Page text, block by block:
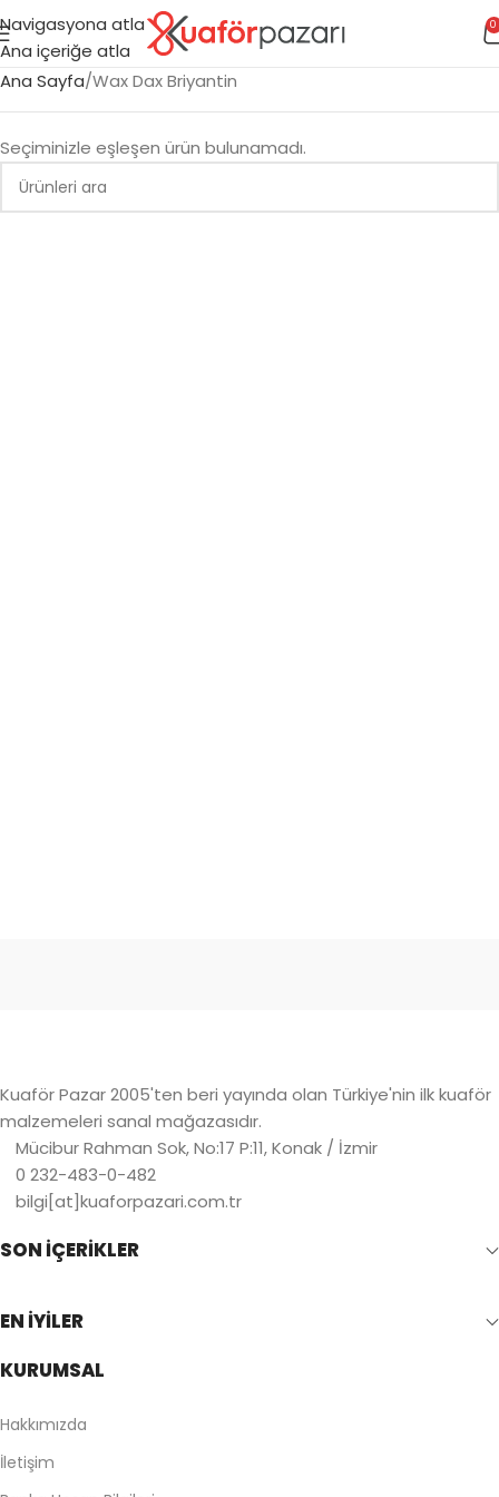
Navigasyona atla
Ana içeriğe atla
0
Ana Sayfa Wax Dax Briyantin
Seçiminizle eşleşen ürün bulunamadı.
Kuaför Pazar 2005'ten beri yayında olan Türkiye'nin ilk kuaför
malzemeleri sanal mağazasıdır.
Mücibur Rahman Sok, No:17 P:11, Konak / İzmir
0 232-483-0-482
bilgi[at]kuaforpazari.com.tr
SON İÇERİKLER
EN İYİLER
KURUMSAL
Hakkımızda
İletişim